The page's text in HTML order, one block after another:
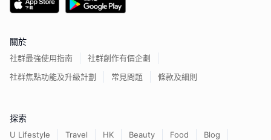
關於
社群最強使用指南
社群創作有價企劃
社群焦點功能及升級計劃
常見問題 條款及細則
探索
U Lifestyle Travel HK Beauty Food
Blog